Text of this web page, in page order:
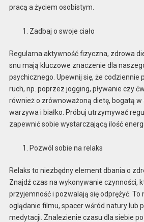
pracą a życiem osobistym.
Zadbaj o swoje ciało
Regularna aktywność fizyczna, zdrowa
snu mają kluczowe znaczenie dla
psychicznego. Upewnij się, że codziennie
ruch, np. poprzez jogging, pływanie czy
również o zrównoważoną dietę, bogatą w
warzywa i białko. Próbuj utrzymywać
zapewnić sobie wystarczającą ilość
Pozwól sobie na relaks
Relaks to niezbędny element dbania o
Znajdź czas na wykonywanie czynności,
przyjemność i pozwalają się odprężyć. To
oglądanie filmu, spacer wśród natury lub
medytacji. Znalezienie czasu dla siebie